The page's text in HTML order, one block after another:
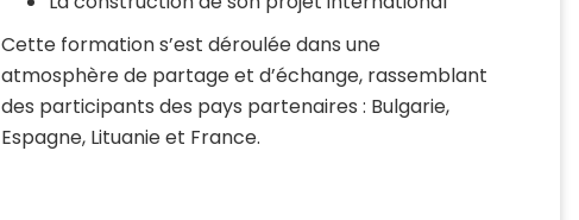
Cette formation s’est déroulée dans une
atmosphère de partage et d’échange, rassemblant
des participants des pays partenaires : Bulgarie,
Espagne, Lituanie et France.